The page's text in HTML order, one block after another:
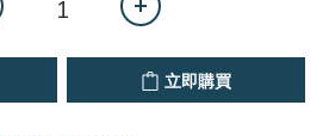
立即購買